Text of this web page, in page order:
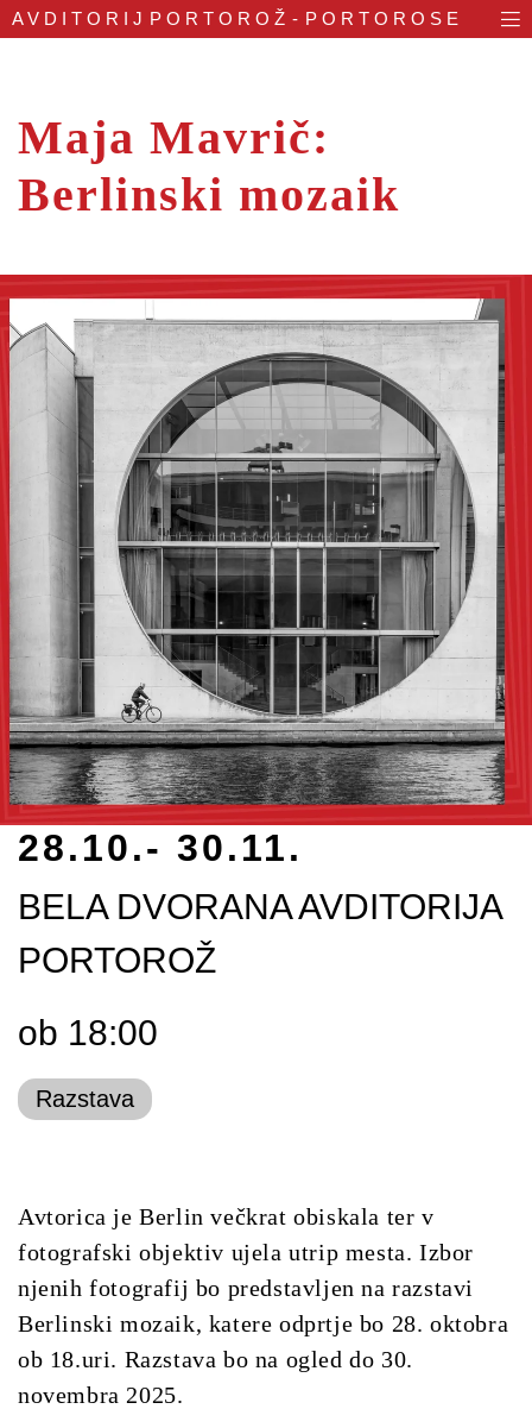
AVDITORIJ PORTOROŽ - PORTOROSE
Maja Mavrič:
Berlinski mozaik
28.10.- 30.11.
BELA DVORANA AVDITORIJA
PORTOROŽ
ob 18:00
Razstava
Avtorica je Berlin večkrat obiskala ter v
fotografski objektiv ujela utrip mesta. Izbor
njenih fotografij bo predstavljen na razstavi
Berlinski mozaik, katere odprtje bo 28. oktobra
ob 18.uri. Razstava bo na ogled do 30.
novembra 2025.